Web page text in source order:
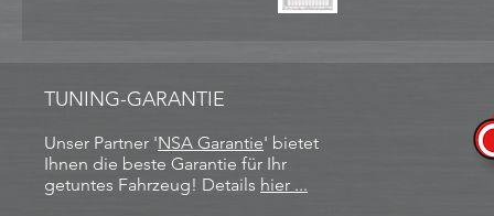
TUNING-GARANTIE
Unser Partner 'NSA Garantie​' bietet
Ihnen die beste Garantie für Ihr
getuntes Fahrzeug! Details hier ...